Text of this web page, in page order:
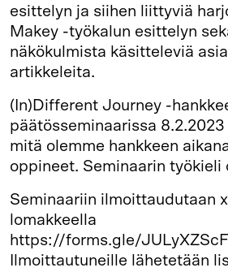
esittelyn ja siihen liittyviä
Makey -työkalun esittelyn
näkökulmista käsitteleviä
artikkeleita.
(In)Different Journey -
päätösseminaarissa
mitä olemme hankkeen
oppineet. Seminaarin työkieli
Seminaariin ilmoittaudutaan
lomakkeella
https://forms.gle/
Ilmoittautuneille lähetetään